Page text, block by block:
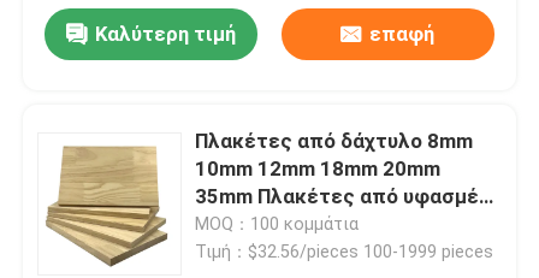
Προϊόντα
Βίντεο
Καλύτερη τιμή επαφή
Πλακέτες από δάχτυλο 8mm
10mm 12mm 18mm 20mm
35mm Πλακέτες από υφασμένο
ξύλο
MOQ：100 κομμάτια
Τιμή：$32.56/pieces 100-1999 pieces